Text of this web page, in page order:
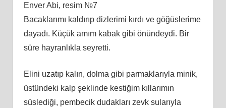
Enver Abi, resim №7
Bacaklarımı kaldırıp dizlerimi kırdı ve göğüslerime
dayadı. Küçük amım kabak gibi önündeydi. Bir
süre hayranlıkla seyretti.
Elini uzatıp kalın, dolma gibi parmaklarıyla minik,
üstündeki kalp şeklinde kestiğim kıllarımın
süslediği, pembecik dudakları zevk sularıyla